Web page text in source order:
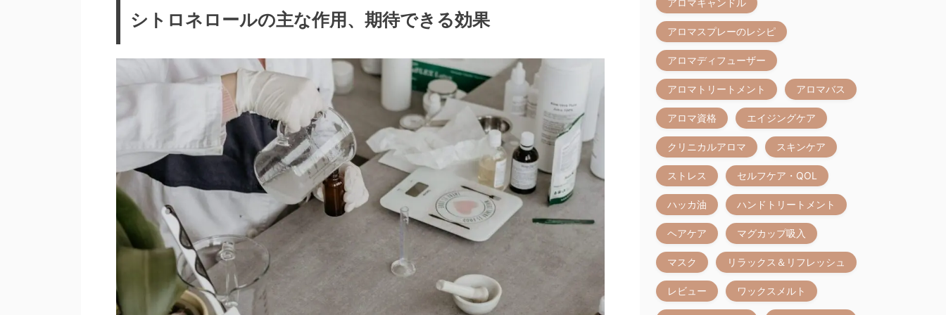
シトロネロールの主な作用、期待できる効果
アロマキャンドル
アロマスプレーのレシピ
アロマディフューザー
アロマトリートメント アロマバス
アロマ資格 エイジングケア
クリニカルアロマ スキンケア
ストレス セルフケア・QOL
ハッカ油 ハンドトリートメント
ヘアケア マグカップ吸入
マスク リラックス＆リフレッシュ
レビュー ワックスメルト